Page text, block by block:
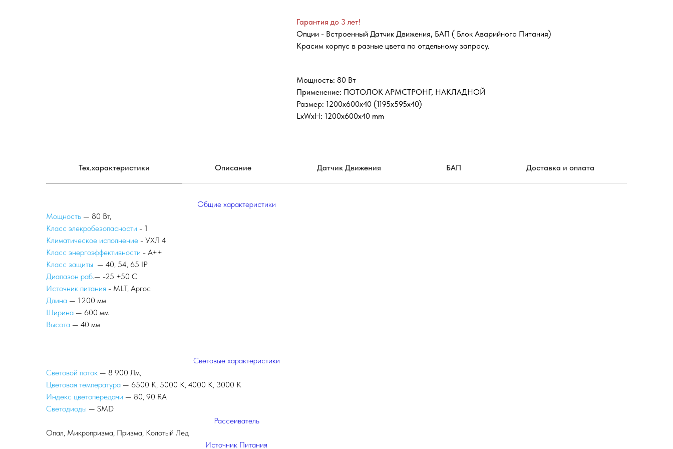
Гарантия до 3 лет!
Опции - Встроенный Датчик Движения, БАП ( Блок Аварийного Питания)
Красим корпус в разные цвета по отдельному запросу.
Мощность: 80 Вт
Применение: ПОТОЛОК АРМСТРОНГ, НАКЛАДНОЙ
Размер: 1200х600х40 (1195х595х40)
LxWxH: 1200x600x40 mm
Тех.характеристики Описание Датчик Движения БАП Доставка и оплата
Общие характеристики
Мощность — 80 Вт,
Класс элекробезопасности - 1
Климатическое исполнение - УХЛ 4
Класс энергоэффективности - А++
Класс защиты — 40, 54, 65 IP
Диапазон раб.— -25 +50 С
Источник питания - MLT, Аргос
Длина — 1200 мм
Ширина — 600 мм
Высота — 40 мм
Световые характеристики
Световой поток — 8 900 Лм,
Цветовая температура — 6500 К, 5000 К, 4000 К, 3000 К
Индекс цветопередачи — 80, 90 RA
Светодиоды — SMD
Рассеиватель
Опал, Микропризма, Призма, Колотый Лед
Источник Питания